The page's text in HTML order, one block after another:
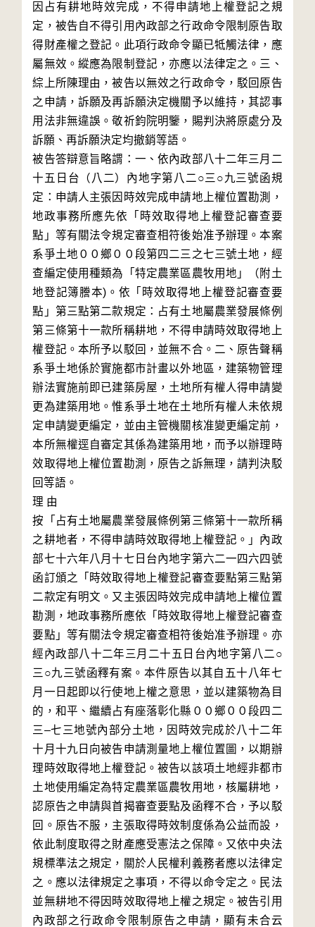
因占有耕地時效完成，不得申請地上權登記之規
定，被告自不得引用內政部之行政命令限制原告取
得財產權之登記。此項行政命令顯已牴觸法律，應
屬無效。縱應為限制登記，亦應以法律定之。三、
綜上所陳理由，被告以無效之行政命令，駁回原告
之申請，訴願及再訴願決定機關予以維持，其認事
用法非無違誤。敬祈鈞院明鑒，賜判決將原處分及
訴願、再訴願決定均撤銷等語。
被告答辯意旨略謂：一、依內政部八十二年三月二
十五日台（八二）內地字第八二○三○九三號函規
定：申請人主張因時效完成申請地上權位置勘測，
地政事務所應先依「時效取得地上權登記審查要
點」等有關法令規定審查相符後始准予辦理。本案
系爭土地００鄉００段第四二三之七三號土地，經
查編定使用種類為「特定農業區農牧用地」（附土
地登記簿謄本)。依「時效取得地上權登記審查要
點」第三點第二款規定：占有土地屬農業發展條例
第三條第十一款所稱耕地，不得申請時效取得地上
權登記。本所予以駁回，並無不合。二、原告聲稱
系爭土地係於實施都市計畫以外地區，建築物管理
辦法實施前即已建築房屋，土地所有權人得申請變
更為建築用地。惟系爭土地在土地所有權人未依規
定申請變更編定，並由主管機關核准變更編定前，
本所無權逕自審定其係為建築用地，而予以辦理時
效取得地上權位置勘測，原告之訴無理，請判決駁
回等語。
理 由
按「占有土地屬農業發展條例第三條第十一款所稱
之耕地者，不得申請時效取得地上權登記。」內政
部七十六年八月十七日台內地字第六二一四六四號
函訂頒之「時效取得地上權登記審查要點第三點第
二款定有明文。又主張因時效完成申請地上權位置
勘測，地政事務所應依「時效取得地上權登記審查
要點」等有關法令規定審查相符後始准予辦理。亦
經內政部八十二年三月二十五日台內地字第八二○
三○九三號函釋有案。本件原告以其自五十八年七
月一日起即以行使地上權之意思，並以建築物為目
的，和平、繼續占有座落彰化縣００鄉００段四二
三–七三地號內部分土地，因時效完成於八十二年
十月十九日向被告申請測量地上權位置圖，以期辦
理時效取得地上權登記。被告以該項土地經非都市
土地使用編定為特定農業區農牧用地，核屬耕地，
認原告之申請與首揭審查要點及函釋不合，予以駁
回。原告不服，主張取得時效制度係為公益而設，
依此制度取得之財產應受憲法之保障。又依中央法
規標準法之規定，關於人民權利義務者應以法律定
之。應以法律規定之事項，不得以命令定之。民法
並無耕地不得因時效取得地上權之規定。被告引用
內政部之行政命令限制原告之申請，顯有未合云